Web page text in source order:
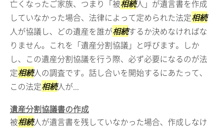
亡くなったご家族、つまり「被相続人」が遺言書を作成
していなかった場合、法律によって定められた法定相続
人が協議し、どの遺産を誰が相続するか決めなければな
りません。これを「遺産分割協議」と呼びます。しか
し、この遺産分割協議を行う際、必ず必要になるのが法
定相続人の調査です。話し合いを開始するにあたって、
この法定相続人が...
遺産分割協議書の作成
被相続人が遺言書を残していなかった場合、作成しなけ